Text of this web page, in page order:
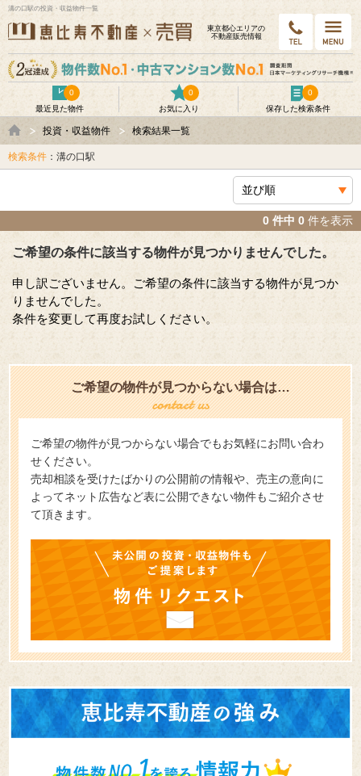
溝の口駅の投資・収益物件一覧
東京都⼼エリアの
不動産販売情報
最近見た物件
0
お気に入り
0
保存した検索条件
0
投資・収益物件 検索結果一覧
検索条件 ：溝の口駅
0 件中 0 件を表示
ご希望の条件に該当する物件が見つかりませんでした。
申し訳ございません。ご希望の条件に該当する物件が見つか
りませんでした。
条件を変更して再度お試しください。
ご希望の物件が見つからない場合は…
ご希望の物件が見つからない場合でもお気軽にお問い合わ
せください。
売却相談を受けたばかりの公開前の情報や、売主の意向に
よってネット広告など表に公開できない物件もご紹介させ
て頂きます。